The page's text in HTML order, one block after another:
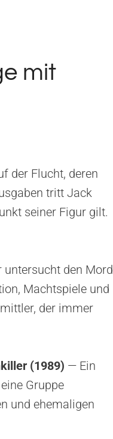
mit
der Flucht, deren
tritt Jack
seiner Figur gilt.
den Mord
Machtspiele und
der immer
(1989) — Ein
Gruppe
und ehemaligen